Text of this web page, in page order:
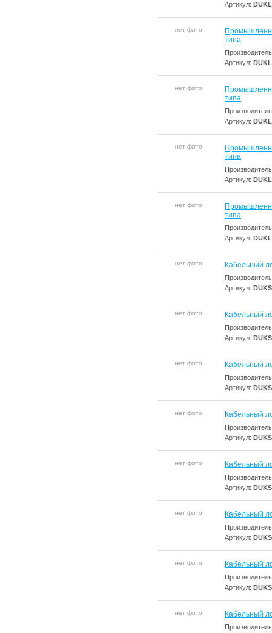
Артикул:
нет фото
типа
Артикул:
нет фото
типа
Артикул:
нет фото
типа
Артикул:
нет фото
типа
Артикул:
нет фото Кабельный
Артикул:
нет фото Кабельный
Артикул:
нет фото Кабельный
Артикул:
нет фото Кабельный
Артикул:
нет фото Кабельный
Артикул:
нет фото Кабельный
Артикул:
нет фото Кабельный
Артикул:
нет фото Кабельный